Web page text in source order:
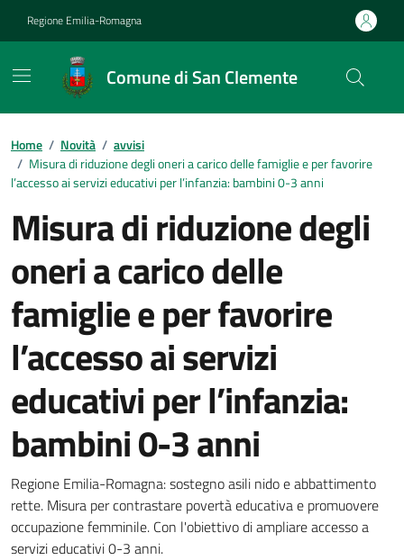
Regione Emilia-Romagna
Comune di San Clemente
Contenuti in evidenza
Home / Novità / avvisi
/ Misura di riduzione degli oneri a carico delle famiglie e per favorire
l’accesso ai servizi educativi per l’infanzia: bambini 0-3 anni
Misura di riduzione degli
oneri a carico delle
famiglie e per favorire
l’accesso ai servizi
educativi per l’infanzia:
bambini 0-3 anni
Dettagli della notizia
Regione Emilia-Romagna: sostegno asili nido e abbattimento
rette. Misura per contrastare povertà educativa e promuovere
occupazione femminile. Con l'obiettivo di ampliare accesso a
servizi educativi 0-3 anni.